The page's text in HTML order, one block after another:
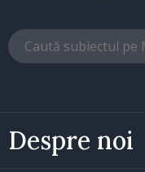
Despre noi